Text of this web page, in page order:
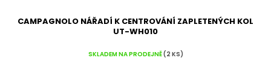
CAMPAGNOLO NÁŘADÍ K CENTROVÁNÍ ZAPLETENÝCH KOL
UT-WH010
SKLADEM NA PRODEJNĚ(2 KS)